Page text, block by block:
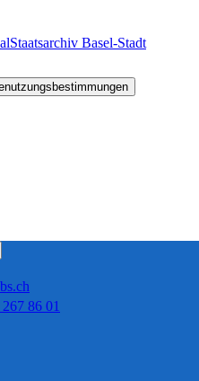
Staatsarchiv Basel-Stadt
86 01